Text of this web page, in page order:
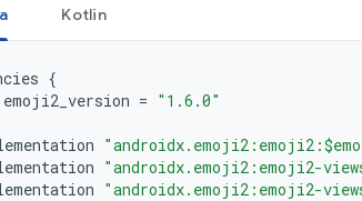
Kotlin
{
emoji2_version = "1.6.0"
"androidx.emoji2:emoji2-
"androidx.emoji2:emoji2-